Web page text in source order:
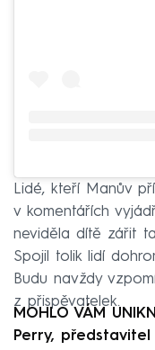
Lidé, kteří Manův
v komentářích
neviděla dítě zářit
Spojil tolik lidí
Budu navždy
z přispěvatelek.
MOHLO VÁM
Perry,